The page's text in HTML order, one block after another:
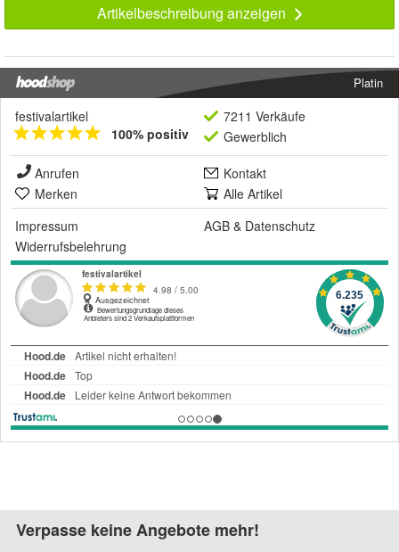
Artikelbeschreibung anzeigen
Platin
festivalartikel
100% positiv
7211 Verkäufe
Gewerblich
Anrufen
Kontakt
Merken
Alle Artikel
Impressum
AGB & Datenschutz
Widerrufsbelehrung
Verpasse keine Angebote mehr!